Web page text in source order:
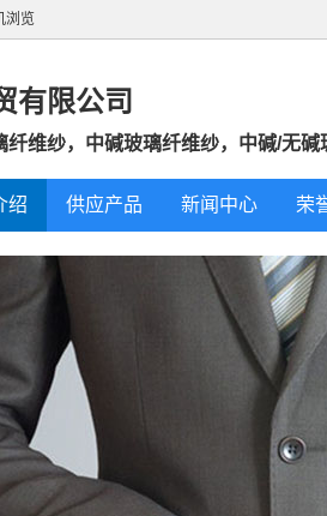
浏览
有限公司
纤维纱，中碱玻璃纤维纱，中碱/无
绍 供应产品 新闻中心 荣